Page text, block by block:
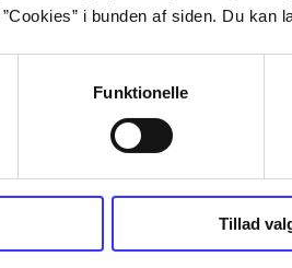
i bunden af siden. Du kan
Funktionelle
Tillad